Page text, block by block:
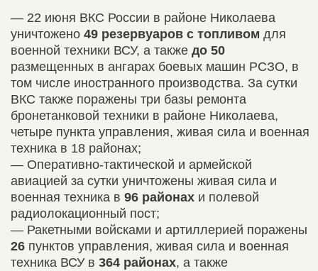
— 22 июня ВКС России в районе Николаева
уничтожено 49 резервуаров с топливом для
военной техники ВСУ, а также до 50
размещенных в ангарах боевых машин РСЗО, в
том числе иностранного производства. За сутки
ВКС также поражены три базы ремонта
бронетанковой техники в районе Николаева,
четыре пункта управления, живая сила и военная
техника в 18 районах;
— Оперативно-тактической и армейской
авиацией за сутки уничтожены живая сила и
военная техника в 96 районах и полевой
радиолокационный пост;
— Ракетными войсками и артиллерией поражены
26 пунктов управления, живая сила и военная
техника ВСУ в 364 районах, а также